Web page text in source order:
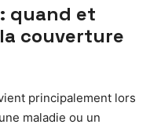
quand et
couverture
principalement lors
maladie ou un